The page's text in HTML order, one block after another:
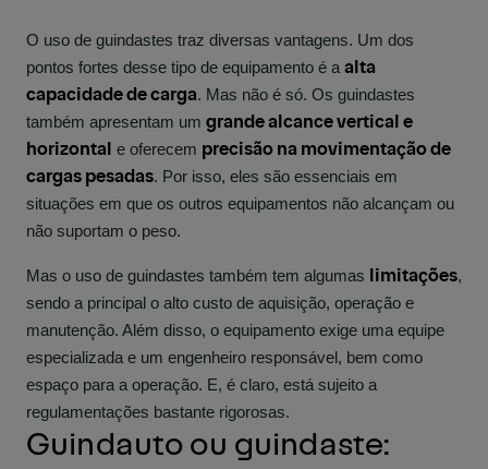
O uso de guindastes traz diversas vantagens. Um dos
pontos fortes desse tipo de equipamento é a alta
capacidade de carga. Mas não é só. Os guindastes
também apresentam um grande alcance vertical e
horizontal e oferecem precisão na movimentação de
cargas pesadas. Por isso, eles são essenciais em
situações em que os outros equipamentos não alcançam ou
não suportam o peso.
Mas o uso de guindastes também tem algumas limitações,
sendo a principal o alto custo de aquisição, operação e
manutenção. Além disso, o equipamento exige uma equipe
especializada e um engenheiro responsável, bem como
espaço para a operação. E, é claro, está sujeito a
regulamentações bastante rigorosas.
Guindauto ou guindaste: